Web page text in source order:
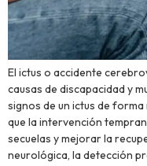
El ictus o accidente
causas de discapacidad y
signos de un ictus de
que la intervención
secuelas y mejorar la
neurológica, la detección